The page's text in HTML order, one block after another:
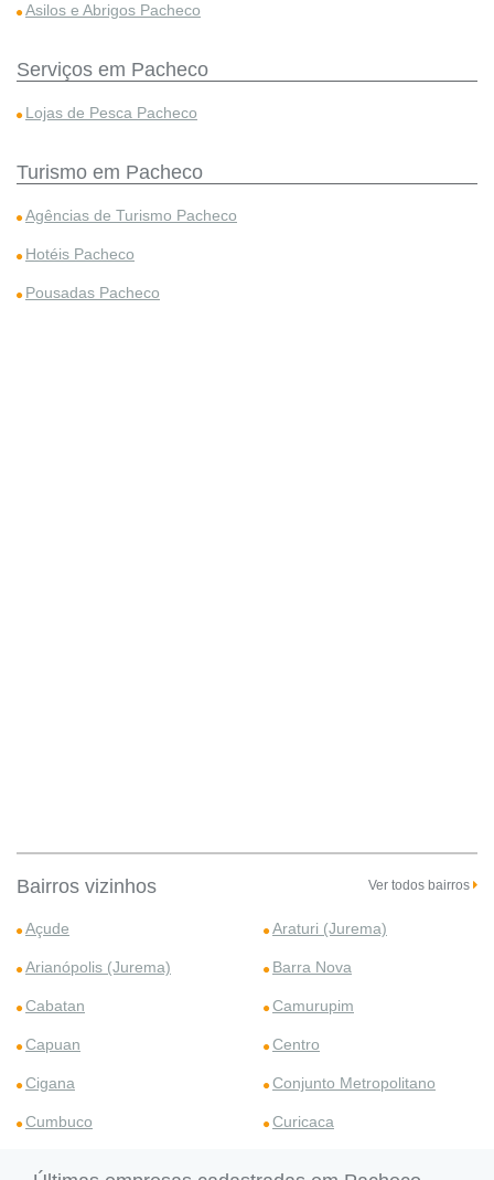
Asilos e Abrigos Pacheco
Serviços em Pacheco
Lojas de Pesca Pacheco
Turismo em Pacheco
Agências de Turismo Pacheco
Hotéis Pacheco
Pousadas Pacheco
Bairros vizinhos Ver todos bairros
Açude Araturi (Jurema)
Arianópolis (Jurema) Barra Nova
Cabatan Camurupim
Capuan Centro
Cigana Conjunto Metropolitano
Cumbuco Curicaca